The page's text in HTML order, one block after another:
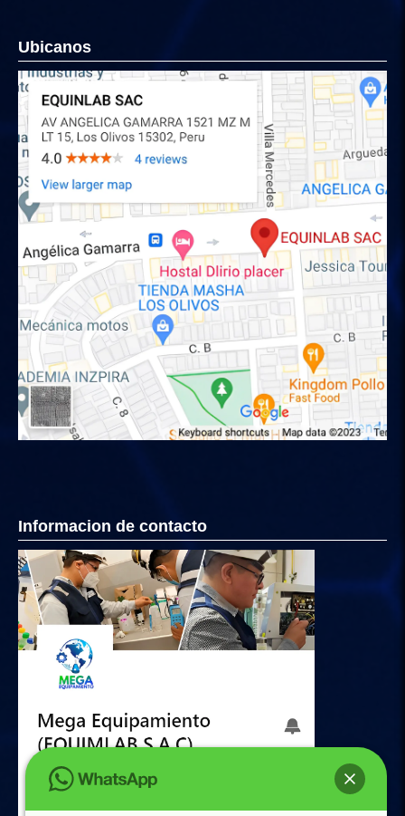
Ubicanos
Informacion de contacto